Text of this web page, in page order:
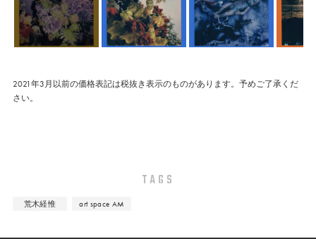
2021年3月以前の価格表記は税抜き表示のものがあります。予めご了承くだ
さい。
TAGS
荒木経惟 art space AM